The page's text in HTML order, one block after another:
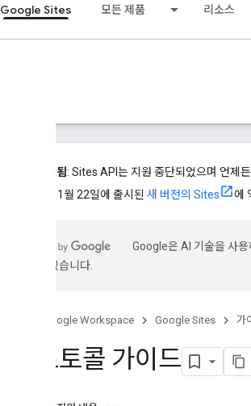
Google Sites 모든 제품 리소스
지원 중단됨: Sites API는 지원 중단되었으며 언제
2016년 11월 22일에 출시된 새 버전의 Sites 에
Google은 AI 기술을 사
있을 수 있습니다.
Google Workspace Google Sites 가
프로토콜 가이드